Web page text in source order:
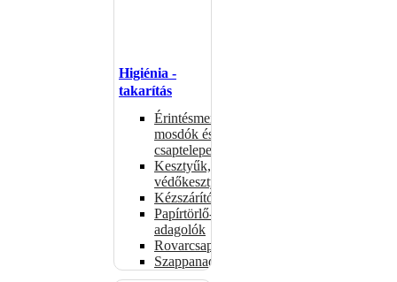
Higiénia -
takarítás
Érintésmentes
mosdók és
csaptelepek
Kesztyűk,
védőkesztyűk
Kézszárítók
Papírtörlő-
adagolók
Rovarcsapdák
Szappanadagolók